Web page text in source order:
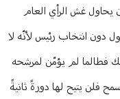
يحاول غش الرأي العام
دون انتخاب رئيس لأنّه لا
فطالما لم يؤمّن لمرشحه
فلن يتيح لها دورةً ثانيةً